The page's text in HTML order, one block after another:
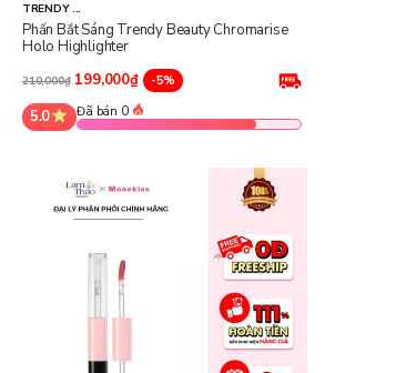
TRENDY ...
Phấn Bắt Sáng Trendy Beauty Chromarise
Holo Highlighter
210,000₫ 199,000₫ -5%
5.0 Đã bán 0